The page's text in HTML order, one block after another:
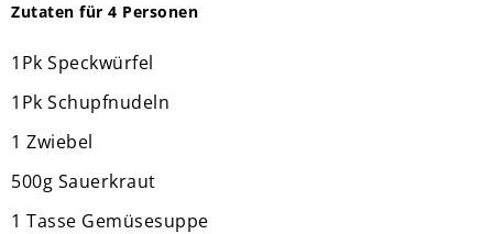
Zutaten für 4 Personen
1Pk Speckwürfel
1Pk Schupfnudeln
1 Zwiebel
500g Sauerkraut
1 Tasse Gemüsesuppe